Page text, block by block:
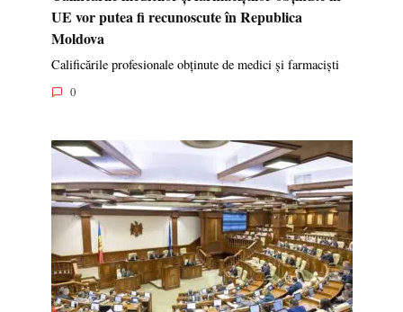
UE vor putea fi recunoscute în Republica
Moldova
Calificările profesionale obținute de medici și farmaciști
0